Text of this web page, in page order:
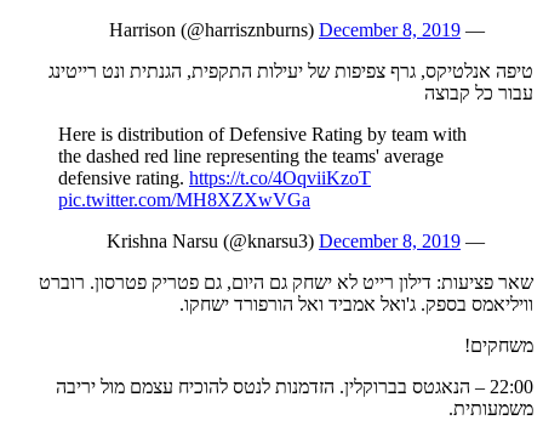
— Harrison (@harrisznburns)
December 8, 2019
טיפה אנלטיקס, גרף צפיפות של יעילות התקפית, הגנתית ונט רייטינג
עבור כל קבוצה
Here is distribution of Defensive Rating by team with
the dashed red line representing the teams' average
defensive rating. https://t.co/4OqviiKzoT
pic.twitter.com/MH8XZXwVGa
— Krishna Narsu (@knarsu3)
December 8, 2019
שאר פציעות: דילון רייט לא ישחק גם היום, גם פטריק פטרסון. רוברט
וויליאמס בספק. ג'ואל אמביד ואל הורפורד ישחקו.
משחקים!
22:00 – הנאגטס בברוקלין. הזדמנות לנטס להוכיח עצמם מול יריבה
משמעותית.